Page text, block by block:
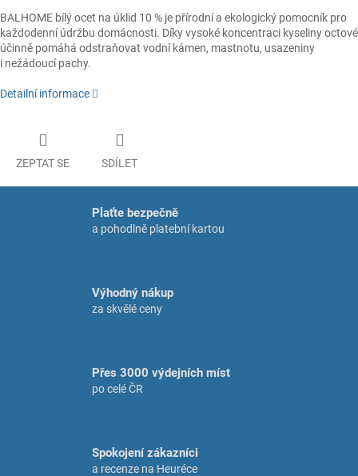
BALHOME bílý ocet na úklid 10 % je přírodní a ekologický pomocník pro
každodenní údržbu domácnosti. Díky vysoké koncentraci kyseliny octové
účinně pomáhá odstraňovat vodní kámen, mastnotu, usazeniny
i nežádoucí pachy.
Detailní informace
ZEPTAT SE SDÍLET
Plaťte bezpečně
a pohodlně platební kartou
Výhodný nákup
za skvělé ceny
Přes 3000 výdejních míst
po celé ČR
Spokojení zákazníci
a recenze na Heuréce